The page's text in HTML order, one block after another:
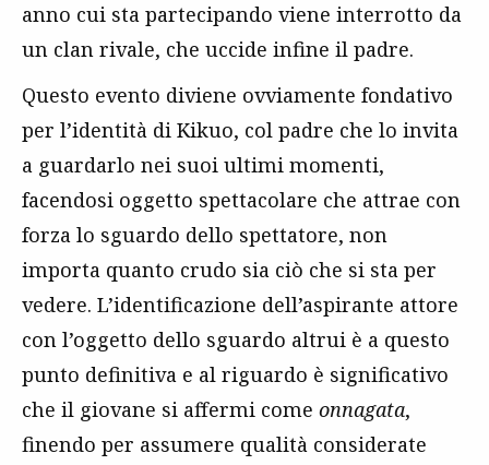
anno cui sta partecipando viene interrotto da
un clan rivale, che uccide infine il padre.
Questo evento diviene ovviamente fondativo
per l’identità di Kikuo, col padre che lo invita
a guardarlo nei suoi ultimi momenti,
facendosi oggetto spettacolare che attrae con
forza lo sguardo dello spettatore, non
importa quanto crudo sia ciò che si sta per
vedere. L’identificazione dell’aspirante attore
con l’oggetto dello sguardo altrui è a questo
punto definitiva e al riguardo è significativo
che il giovane si affermi come onnagata,
finendo per assumere qualità considerate